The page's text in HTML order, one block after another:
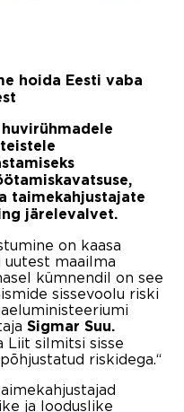
hoida Eesti vaba
taimekahjustajate
järelevalvet.
on kaasa
uutest maailma
kümnendil on see
sissevoolu riski
Sigmar Suu.
Liit silmitsi sisse
riskidega.“
ja looduslike